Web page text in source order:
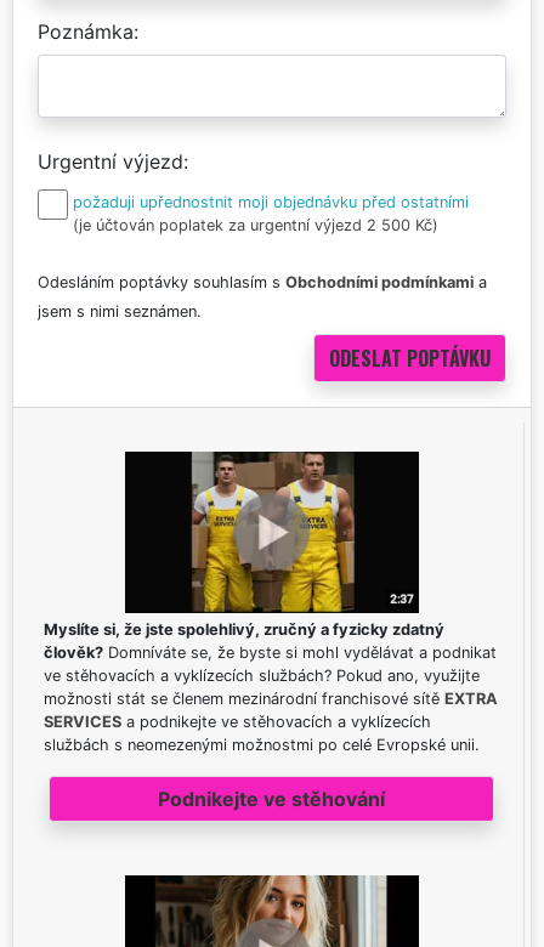
Poznámka
Urgentní výjezd
požaduji upřednostnit moji objednávku před ostatními
(je účtován poplatek za urgentní výjezd 2 500 Kč)
Odesláním poptávky souhlasím s Obchodními podmínkami a
jsem s nimi seznámen.
Myslíte si, že jste spolehlivý, zručný a fyzicky zdatný
člověk? Domníváte se, že byste si mohl vydělávat a podnikat
ve stěhovacích a vyklízecích službách? Pokud ano, využijte
možnosti stát se členem mezinárodní franchisové sítě EXTRA
SERVICES a podnikejte ve stěhovacích a vyklízecích
službách s neomezenými možnostmi po celé Evropské unii.
Podnikejte ve stěhování